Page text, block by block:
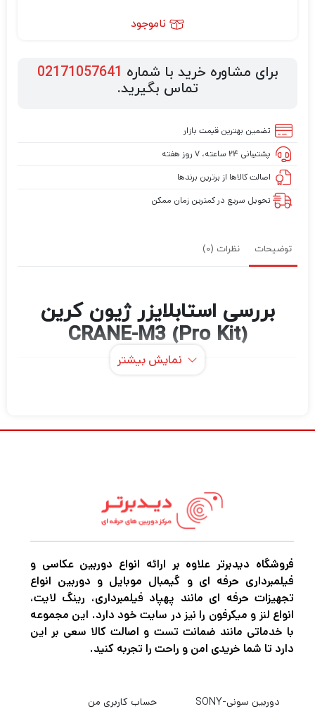
ناموجود
برای مشاوره خرید با شماره 02171057641
تماس بگیرید.
تضمین بهترین قیمت بازار
پشتیبانی ۲۴ ساعته، ۷ روز هفته
اصالت کالاها از برترین برندها
تحویل سریع در کمترین زمان ممکن
توضیحات نظرات (0)
بررسی استابلایزر ژیون کرین
CRANE-M3 (Pro Kit)
کند. طراحی بدنه جمع و جور و ساختار بازوی محور بهینه
M3 با نورپردازی با دمای دوگانه رنگ و راه حل صوتی حرفه ای،
تجربه فیلمبرداری فوق العاده ای را در طراحی همه کاره ارائه
می دهد.
طراحیشیککاملا جدید:
نمایش بیشتر
فروشگاه دیدبرتر علاوه بر ارائه انواع دوربین عکاسی و
فیلمبرداری حرفه ای و گیمبال موبایل و دوربین انواع
تجهیزات حرفه ای مانند پهپاد فیلمبرداری، رینگ لایت،
انواع لنز و میکرفون را نیز در سایت خود دارد. این مجموعه
با خدماتی مانند ضمانت تست و اصالت کالا سعی بر این
دارد تا شما خریدی امن و راحت را تجربه کنید.
دوربین سونی-SONY حساب کاربری من